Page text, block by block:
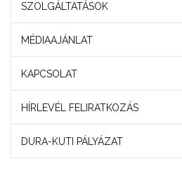
SZOLGÁLTATÁSOK
MÉDIAAJÁNLAT
KAPCSOLAT
HÍRLEVÉL FELIRATKOZÁS
DURA-KUTI PÁLYÁZAT